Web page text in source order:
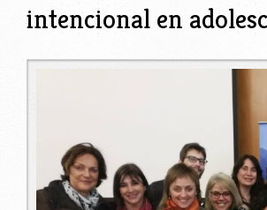
intencional en
loh.jpg